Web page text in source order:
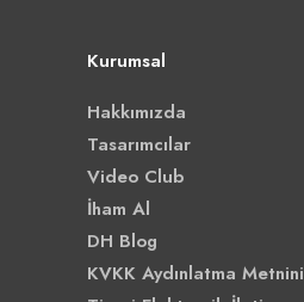
Kurumsal
Hakkımızda
Tasarımcılar
Video Club
İham Al
DH Blog
KVKK Aydınlatma Metnini